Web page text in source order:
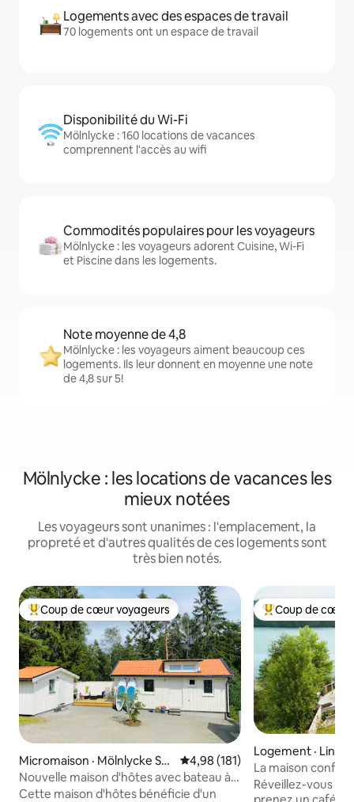
Logements avec des espaces de travail
70 logements ont un espace de travail
Disponibilité du Wi-Fi
Mölnlycke : 160 locations de vacances
comprennent l'accès au wifi
Commodités populaires pour les voyageurs
Mölnlycke : les voyageurs adorent Cuisine, Wi-Fi
et Piscine dans les logements.
Note moyenne de 4,8
Mölnlycke : les voyageurs aiment beaucoup ces
logements. Ils leur donnent en moyenne une note
de 4,8 sur 5!
Mölnlycke : les locations de vacances les
mieux notées
Les voyageurs sont unanimes : l'emplacement, la
propreté et d'autres qualités de ces logements sont
très bien notés.
Coup de cœur voyageurs parmi les plus aimés
Coup de cœur voyageurs
Micromaison · Mölnlycke Sö
dra
Note moyenne de 4,98 sur 5,
4,98 (181)
Nouvelle maison d'hôtes avec bateau à
rames près du lac de baignade à 15 min
Cette maison d'hôtes bénéficie d'un
Coup de cœur
Coup de cœur
Logement ·
La maison
Réveillez-vous